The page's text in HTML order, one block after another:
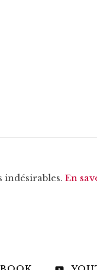
indésirables. En